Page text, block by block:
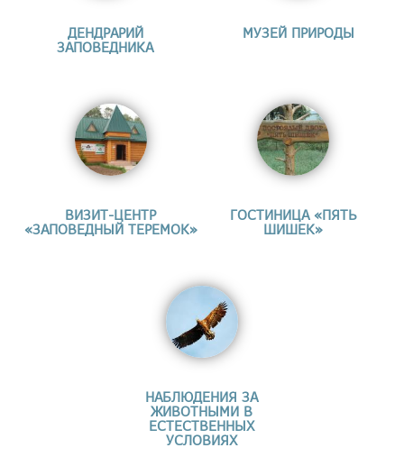
ДЕНДРАРИЙ
ЗАПОВЕДНИКА
МУЗЕЙ ПРИРОДЫ
ВИЗИТ-ЦЕНТР
«ЗАПОВЕДНЫЙ ТЕРЕМОК»
ГОСТИНИЦА «ПЯТЬ
ШИШЕК»
НАБЛЮДЕНИЯ ЗА
ЖИВОТНЫМИ В
ЕСТЕСТВЕННЫХ
УСЛОВИЯХ